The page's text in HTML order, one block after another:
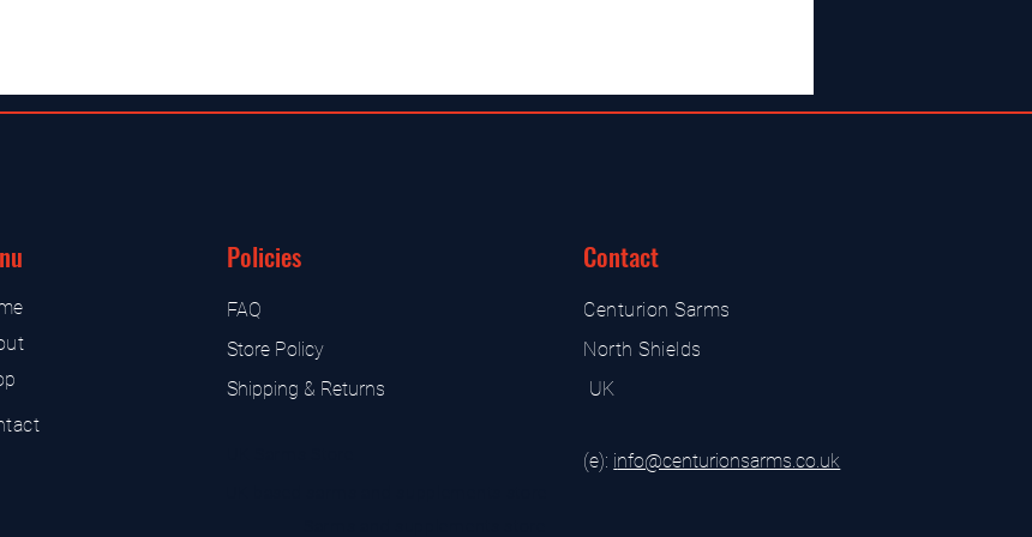
Policies
FAQ
Store Policy
Shipping & Returns
Contact
Centurion Sarms
North Shields
UK
(e): info@centurionsarms.co.uk